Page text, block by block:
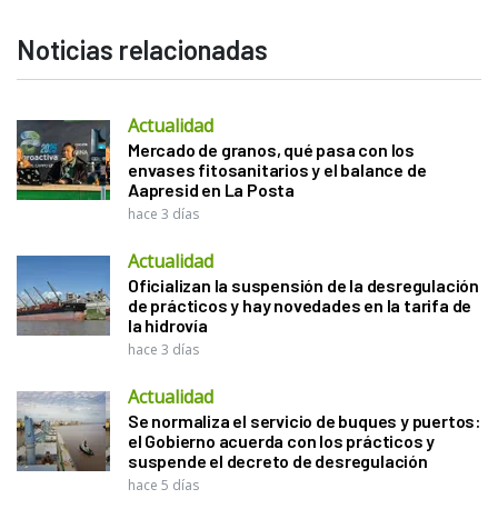
Noticias relacionadas
Actualidad
Mercado de granos, qué pasa con los
envases fitosanitarios y el balance de
Aapresid en La Posta
hace 3 días
Actualidad
Oficializan la suspensión de la desregulación
de prácticos y hay novedades en la tarifa de
la hidrovía
hace 3 días
Actualidad
Se normaliza el servicio de buques y puertos:
el Gobierno acuerda con los prácticos y
suspende el decreto de desregulación
hace 5 días